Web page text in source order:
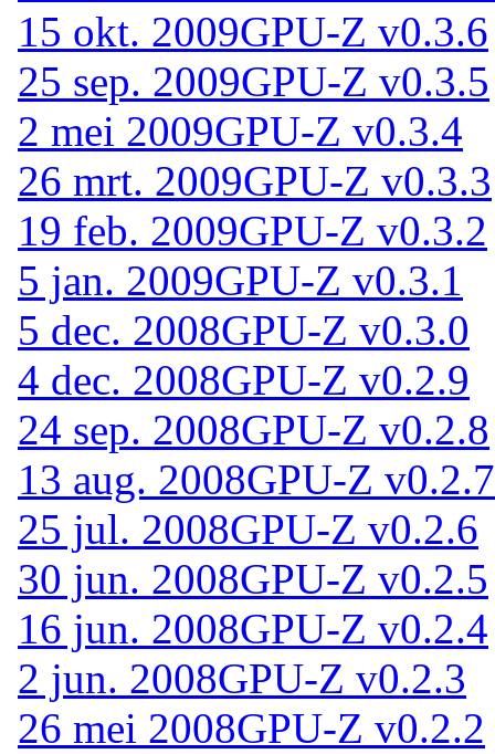
15 okt. 2009GPU-Z v0.3.6
25 sep. 2009GPU-Z v0.3.5
2 mei 2009GPU-Z v0.3.4
26 mrt. 2009GPU-Z v0.3.3
19 feb. 2009GPU-Z v0.3.2
5 jan. 2009GPU-Z v0.3.1
5 dec. 2008GPU-Z v0.3.0
4 dec. 2008GPU-Z v0.2.9
24 sep. 2008GPU-Z v0.2.8
13 aug. 2008GPU-Z v0.2.7
25 jul. 2008GPU-Z v0.2.6
30 jun. 2008GPU-Z v0.2.5
16 jun. 2008GPU-Z v0.2.4
2 jun. 2008GPU-Z v0.2.3
26 mei 2008GPU-Z v0.2.2